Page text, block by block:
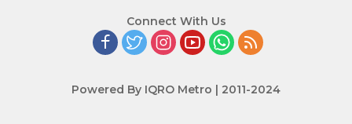
Connect With Us
Powered By IQRO Metro | 2011-2024